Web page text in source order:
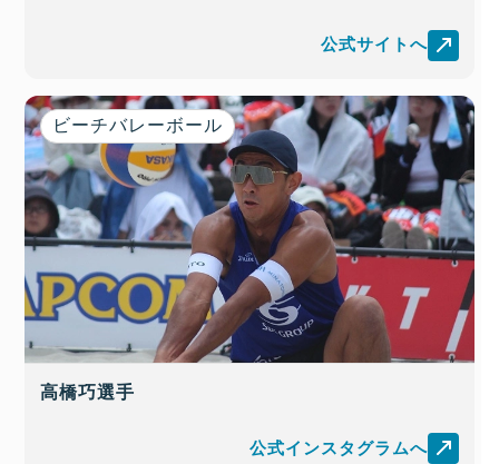
公式サイトへ
ビーチバレーボール
高橋巧選手
公式インスタグラムへ